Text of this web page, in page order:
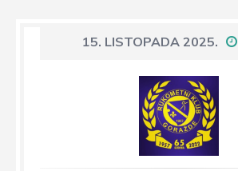
15. LISTOPADA 2025.